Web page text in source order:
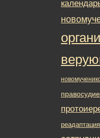
правосудие
реадаптация